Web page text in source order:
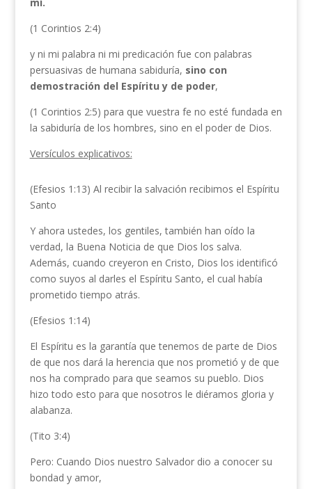
(1 Corintios 2:4)
y ni mi palabra ni mi predicación fue con palabras
persuasivas de humana sabiduría, sino con
demostración del Espíritu y de poder,
(1 Corintios 2:5) para que vuestra fe no esté fundada en
la sabiduría de los hombres, sino en el poder de Dios.
Versículos explicativos:
(Efesios 1:13) Al recibir la salvación recibimos el Espíritu
Santo
Y ahora ustedes, los gentiles, también han oído la
verdad, la Buena Noticia de que Dios los salva.
Además, cuando creyeron en Cristo, Dios los identificó
como suyos al darles el Espíritu Santo, el cual había
prometido tiempo atrás.
(Efesios 1:14)
El Espíritu es la garantía que tenemos de parte de Dios
de que nos dará la herencia que nos prometió y de que
nos ha comprado para que seamos su pueblo. Dios
hizo todo esto para que nosotros le diéramos gloria y
alabanza.
(Tito 3:4)
Pero: Cuando Dios nuestro Salvador dio a conocer su
bondad y amor,